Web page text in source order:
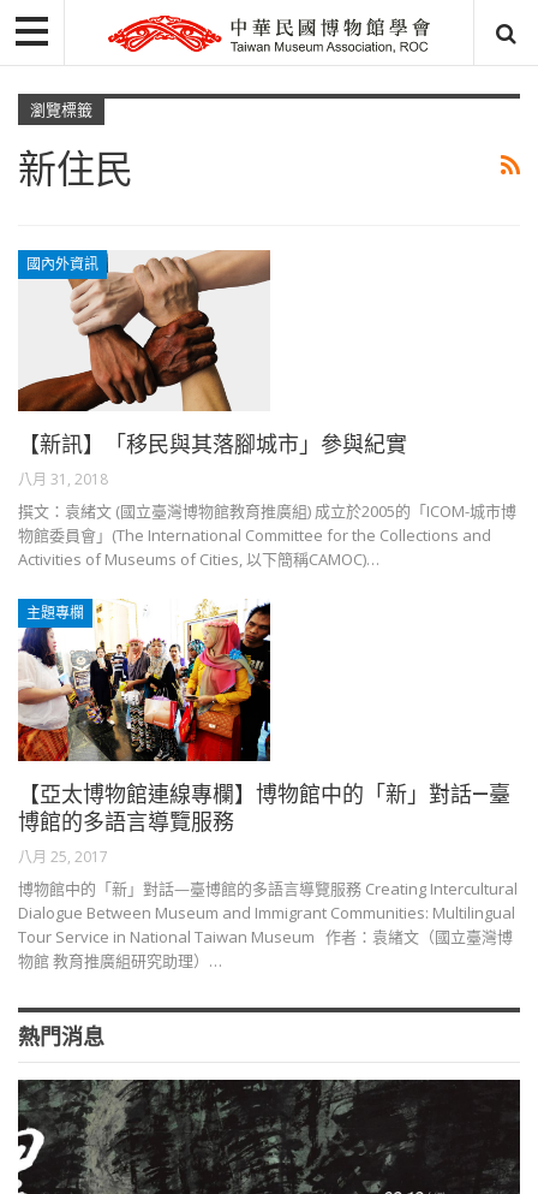
瀏覽標籤
新住民
國內外資訊
【新訊】「移民與其落腳城市」參與紀實
八月 31, 2018
撰文：袁緒文 (國立臺灣博物館教育推廣組) 成立於2005的「ICOM-城市博
物館委員會」(The International Committee for the Collections and
Activities of Museums of Cities, 以下簡稱CAMOC)…
主題專欄
【亞太博物館連線專欄】博物館中的「新」對話—臺
博館的多語言導覽服務
八月 25, 2017
博物館中的「新」對話—臺博館的多語言導覽服務 Creating Intercultural
Dialogue Between Museum and Immigrant Communities: Multilingual
Tour Service in National Taiwan Museum 作者：袁緖文（國立臺灣博
物館 教育推廣組研究助理）…
熱門消息